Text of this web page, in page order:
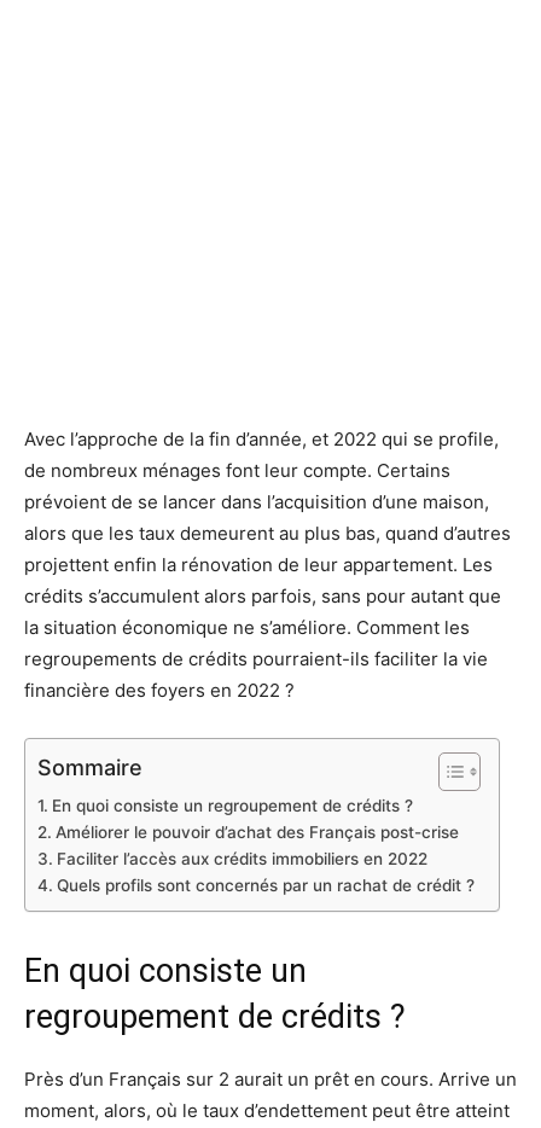
Avec l’approche de la fin d’année, et 2022 qui se profile,
de nombreux ménages font leur compte. Certains
prévoient de se lancer dans l’acquisition d’une maison,
alors que les taux demeurent au plus bas, quand d’autres
projettent enfin la rénovation de leur appartement. Les
crédits s’accumulent alors parfois, sans pour autant que
la situation économique ne s’améliore. Comment les
regroupements de crédits pourraient-ils faciliter la vie
financière des foyers en 2022 ?
Sommaire
En quoi consiste un regroupement de crédits ?
Améliorer le pouvoir d’achat des Français post-crise
Faciliter l’accès aux crédits immobiliers en 2022
Quels profils sont concernés par un rachat de crédit ?
En quoi consiste un
regroupement de crédits ?
Près d’un Français sur 2 aurait un prêt en cours. Arrive un
moment, alors, où le taux d’endettement peut être atteint